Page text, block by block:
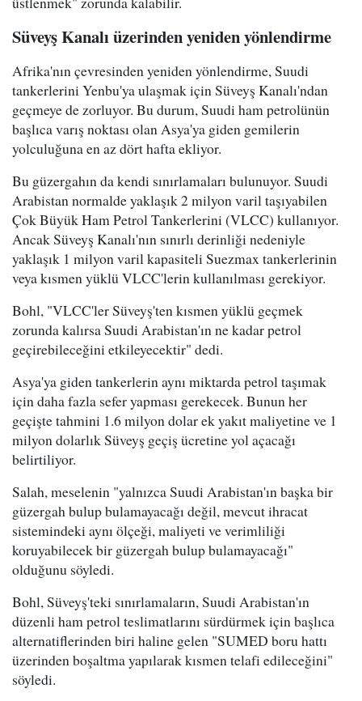
Süveyş Kanalı üzerinden yeniden yönlendirme
Afrika'nın çevresinden yeniden yönlendirme, Suudi
tankerlerini Yenbu'ya ulaşmak için Süveyş Kanalı'ndan
geçmeye de zorluyor. Bu durum, Suudi ham petrolünün
başlıca varış noktası olan Asya'ya giden gemilerin
yolculuğuna en az dört hafta ekliyor.
Bu güzergahın da kendi sınırlamaları bulunuyor. Suudi
Arabistan normalde yaklaşık 2 milyon varil taşıyabilen
Çok Büyük Ham Petrol Tankerlerini (VLCC) kullanıyor.
Ancak Süveyş Kanalı'nın sınırlı derinliği nedeniyle
yaklaşık 1 milyon varil kapasiteli Suezmax tankerlerinin
veya kısmen yüklü VLCC'lerin kullanılması gerekiyor.
Bohl, "VLCC'ler Süveyş'ten kısmen yüklü geçmek
zorunda kalırsa Suudi Arabistan'ın ne kadar petrol
geçirebileceğini etkileyecektir" dedi.
Asya'ya giden tankerlerin aynı miktarda petrol taşımak
için daha fazla sefer yapması gerekecek. Bunun her
geçişte tahmini 1.6 milyon dolar ek yakıt maliyetine ve 1
milyon dolarlık Süveyş geçiş ücretine yol açacağı
belirtiliyor.
Salah, meselenin "yalnızca Suudi Arabistan'ın başka bir
güzergah bulup bulamayacağı değil, mevcut ihracat
sistemindeki aynı ölçeği, maliyeti ve verimliliği
koruyabilecek bir güzergah bulup bulamayacağı"
olduğunu söyledi.
Bohl, Süveyş'teki sınırlamaların, Suudi Arabistan'ın
düzenli ham petrol teslimatlarını sürdürmek için başlıca
alternatiflerinden biri haline gelen "SUMED boru hattı
üzerinden boşaltma yapılarak kısmen telafi edileceğini"
söyledi.